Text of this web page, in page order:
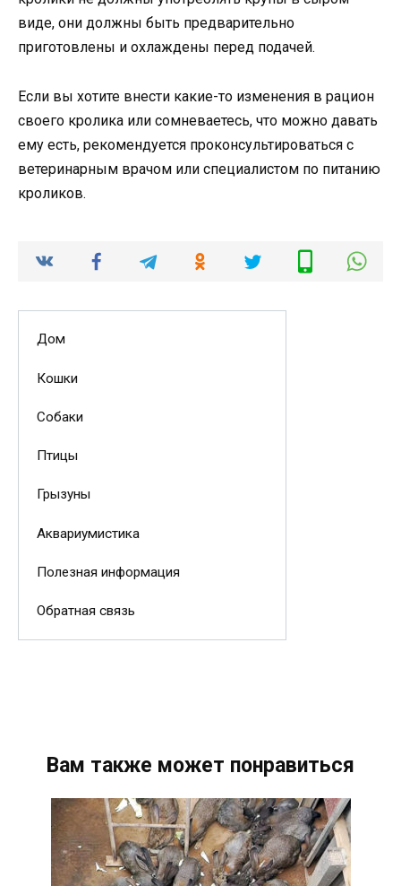
виде, они должны быть предварительно
приготовлены и охлаждены перед подачей.
Если вы хотите внести какие-то изменения в рацион
своего кролика или сомневаетесь, что можно давать
ему есть, рекомендуется проконсультироваться с
ветеринарным врачом или специалистом по питанию
кроликов.
Дом
Кошки
Собаки
Птицы
Грызуны
Аквариумистика
Полезная информация
Обратная связь
Вам также может понравиться